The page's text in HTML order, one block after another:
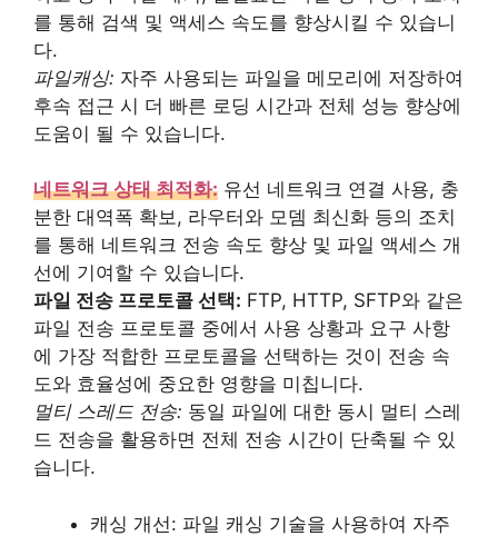
를 통해 검색 및 액세스 속도를 향상시킬 수 있습니
다.
파일캐싱: 자주 사용되는 파일을 메모리에 저장하여
후속 접근 시 더 빠른 로딩 시간과 전체 성능 향상에
도움이 될 수 있습니다.
네트워크 상태 최적화: 유선 네트워크 연결 사용, 충
분한 대역폭 확보, 라우터와 모뎀 최신화 등의 조치
를 통해 네트워크 전송 속도 향상 및 파일 액세스 개
선에 기여할 수 있습니다.
파일 전송 프로토콜 선택: FTP, HTTP, SFTP와 같은
파일 전송 프로토콜 중에서 사용 상황과 요구 사항
에 가장 적합한 프로토콜을 선택하는 것이 전송 속
도와 효율성에 중요한 영향을 미칩니다.
멀티 스레드 전송: 동일 파일에 대한 동시 멀티 스레
드 전송을 활용하면 전체 전송 시간이 단축될 수 있
습니다.
캐싱 개선: 파일 캐싱 기술을 사용하여 자주